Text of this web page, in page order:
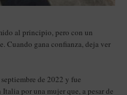
al principio, pero con un
Cuando gana confianza, deja ver
de 2022 y fue
por una mujer que, a pesar de